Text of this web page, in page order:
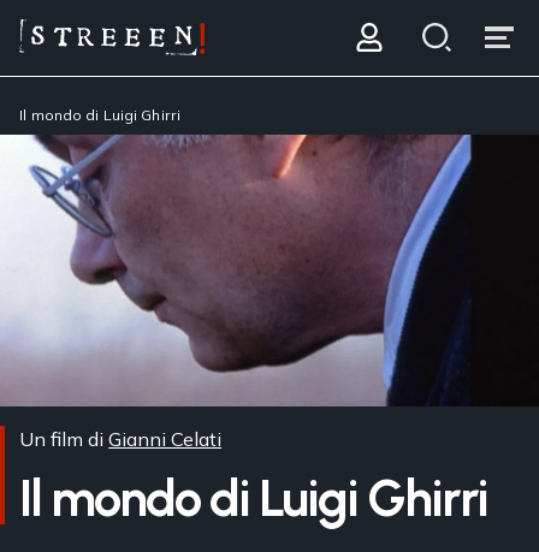
Il mondo di Luigi Ghirri
Un film diGianni Celati
Il mondo di Luigi Ghirri